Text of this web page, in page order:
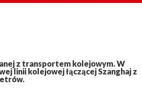
z transportem kolejowym. W
linii kolejowej łączącej Szanghaj z